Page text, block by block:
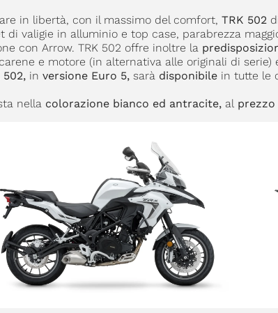
in libertà, con il massimo del comfort, TRK 502
di valigie in alluminio e top case, parabrezza
con Arrow. TRK 502 offre inoltre la
e motore (in alternativa alle originali di serie)
502,in versione Euro 5, sarà disponibilein tutte le
nella colorazione bianco ed antracite,al prezzo